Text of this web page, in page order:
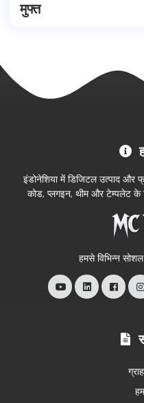
मुफ्त
आधिकारिक
इंडोनेशिया में डिजिटल उत्पाद और
कोड, प्लगइन, थीम और टेम्पलेट के
हमसे विभिन्न